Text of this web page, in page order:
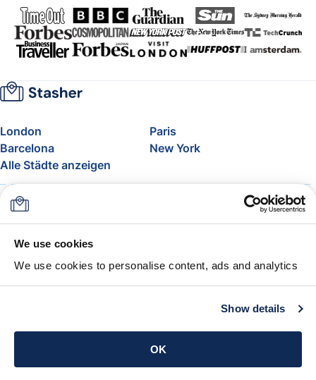
We use cookies
We use cookies to personalise content, ads and analytics
Show details
OK
London
Paris
Barcelona
New York
Alle Städte anzeigen
Über uns
FAQ
Support
Blog
Freigepäck bei Airlines
Die Stasher-Garantie
AGB
App holen